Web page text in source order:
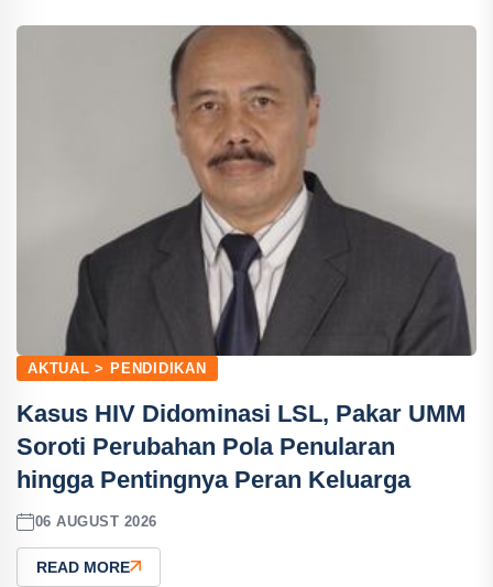
AKTUAL > PENDIDIKAN
Kasus HIV Didominasi LSL, Pakar UMM
Soroti Perubahan Pola Penularan
hingga Pentingnya Peran Keluarga
06 AUGUST 2026
READ MORE